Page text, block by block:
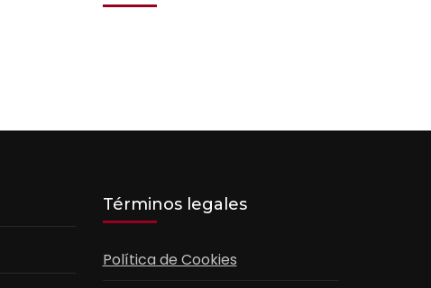
Términos legales
Política de Cookies